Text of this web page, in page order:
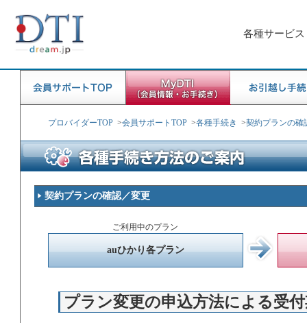
各種サービス
プロバイダーTOP >会員サポートTOP >各種手続き >契約プランの確
契約プランの確認／変更
ご利用中のプラン
auひかり各プラン
プラン変更の申込方法による受